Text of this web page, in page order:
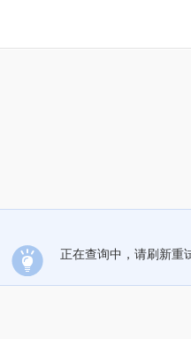
正在查询中，请刷新重